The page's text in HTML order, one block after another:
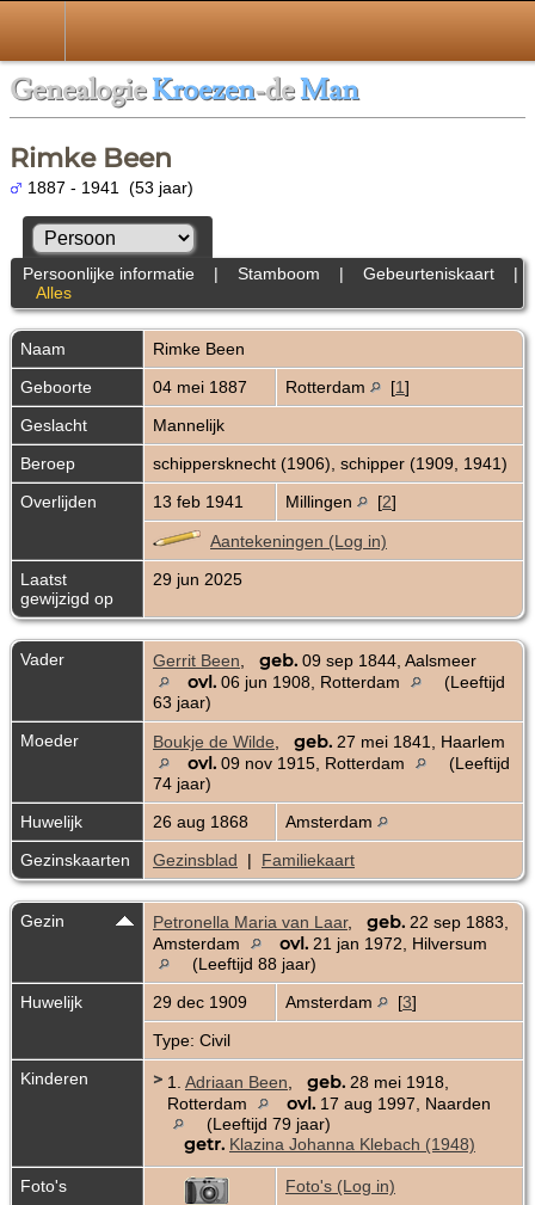
GenealogieKroezen-deMan
Rimke Been
1887 - 1941 (53 jaar)
Persoonlijke informatie | Stamboom | Gebeurteniskaart|
Alles
Naam Rimke Been
Geboorte
04 mei 1887 Rotterdam [1]
Geslacht
Mannelijk
Beroep
schippersknecht (1906), schipper (1909, 1941)
Overlijden
13 feb 1941 Millingen [2]
Aantekeningen (Log in)
Laatst
gewijzigd op
29 jun 2025
Vader Gerrit Been geb. 09 sep 1844, Aalsmeer
ovl. 06 jun 1908, Rotterdam
(Leeftijd
63 jaar)
Moeder
Boukje de Wilde geb. 27 mei 1841, Haarlem
ovl. 09 nov 1915, Rotterdam
(Leeftijd
74 jaar)
Huwelijk
26 aug 1868
Amsterdam
Gezinskaarten
Gezinsblad | Familiekaart
Gezin Petronella Maria van Laar, geb. 22 sep 1883,
Amsterdam
ovl. 21 jan 1972, Hilversum
(Leeftijd 88 jaar)
Huwelijk
29 dec 1909 Amsterdam [3]
Type: Civil
Kinderen
> 1. Adriaan Been geb. 28 mei 1918,
Rotterdam
ovl. 17 aug 1997, Naarden
(Leeftijd 79 jaar)
getr. Klazina Johanna Klebach (1948)
Foto's Foto's (Log in)